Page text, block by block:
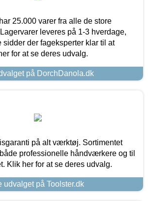
25.000 varer fra alle de store
leveres på 1-3 hverdage,
sidder der fageksperter klar til at
for at se deres udvalg.
på DorchDanola.dk
på alt værktøj. Sortimentet
professionelle håndværkere og til
Klik her for at se deres udvalg.
udvalget på Toolster.dk